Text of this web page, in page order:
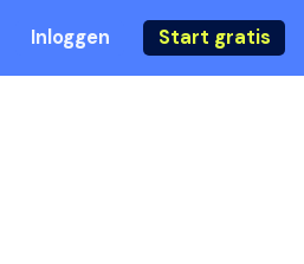
Inloggen Start gratis